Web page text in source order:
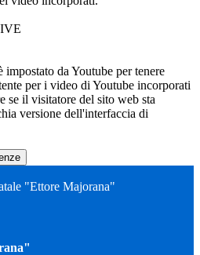
impostato da Youtube per tenere
per i video di Youtube incorporati
se il visitatore del sito web sta
versione dell'interfaccia di
"Ettore Majorana"